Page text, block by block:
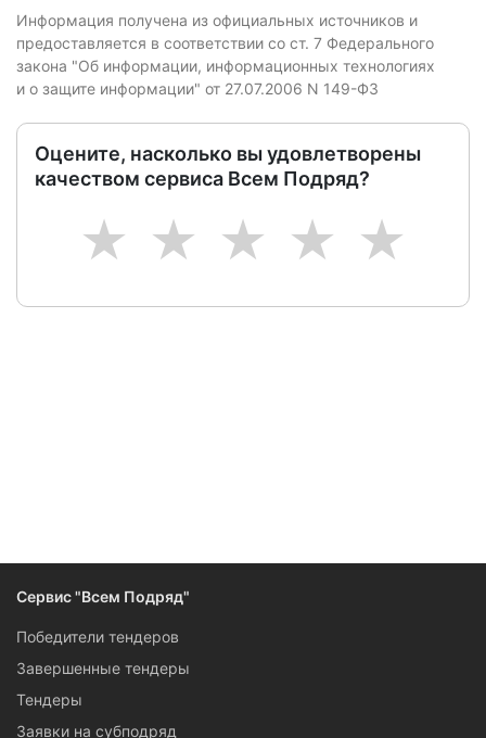
Информация получена из официальных источников и
предоставляется в соответствии со ст. 7 Федерального
закона "Об информации, информационных технологиях
и о защите информации" от 27.07.2006 N 149-ФЗ
Оцените, насколько вы удовлетворены
качеством сервиса Всем Подряд?
5
4
3
2
1
Сервис "Всем Подряд"
Победители тендеров
Завершенные тендеры
Тендеры
Заявки на субподряд